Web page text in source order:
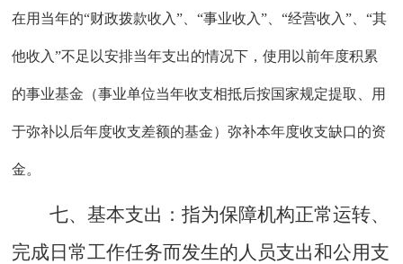
在用当年的“财政拨款收入”、“事业收入”、“经营收入”、“其
他收入”不足以安排当年支出的情况下，使用以前年度积累
的事业基金（事业单位当年收支相抵后按国家规定提取、用
于弥补以后年度收支差额的基金）弥补本年度收支缺口的资
金。
七、基本支出 ：指为保障机构正常运转、
完成日常工作任务而发生的人员支出和公用支